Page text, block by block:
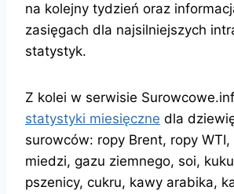
na kolejny tydzień oraz
zasięgach dla najsilniejszych
statystyk.
Z kolei w serwisie
statystyki miesięczne dla
surowców: ropy Brent, ropy WTI,
miedzi, gazu ziemnego, soi,
pszenicy, cukru, kawy arabika,